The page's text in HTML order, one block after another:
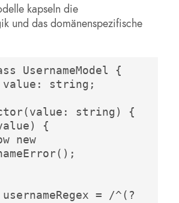
kapseln die
und das domänenspezifische
UsernameModel {